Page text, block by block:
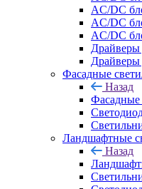
AC/DC
AC/DC
AC/DC
Драйверы
Драйверы
Фасадные
Назад
Фасадные
Ландшафтные
Назад